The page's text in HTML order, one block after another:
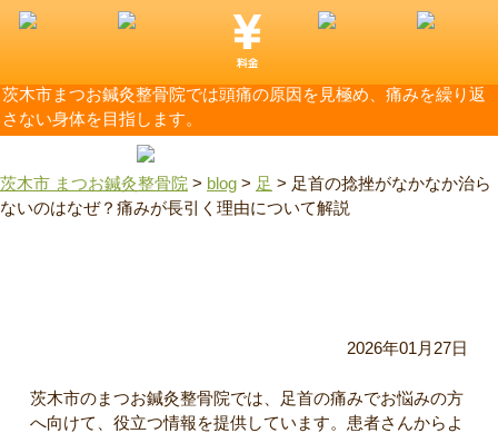
茨木市まつお鍼灸整骨院では頭痛の原因を見極め、痛みを繰り返
さない身体を目指します。
茨木市 まつお鍼灸整骨院 > blog > 足 > 足首の捻挫がなかなか治ら
ないのはなぜ？痛みが長引く理由について解説
2026年01月27日
茨木市のまつお鍼灸整骨院では、足首の痛みでお悩みの方
へ向けて、役立つ情報を提供しています。患者さんからよ